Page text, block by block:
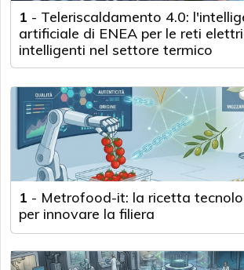
1 - Teleriscaldamento 4.0:
artificiale di ENEA per le reti
intelligenti nel settore termico
1 - Metrofood-it: la ricetta
per innovare la filiera